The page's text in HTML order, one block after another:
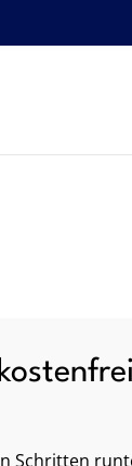
Schritten